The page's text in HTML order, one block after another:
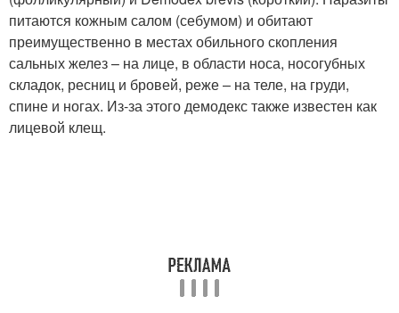
подкожного клеща
питаются кожным салом (себумом) и обитают
преимущественно в местах обильного скопления
сальных желез – на лице, в области носа, носогубных
складок, ресниц и бровей, реже – на теле, на груди,
спине и ногах. Из-за этого демодекс также известен как
лицевой клещ.